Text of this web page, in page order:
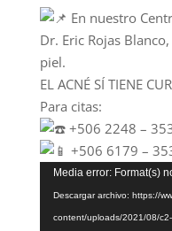
En nuestro
Dr. Eric Rojas
piel.
EL ACNÉ SÍ TIENE
Para citas:
+506 2248 –
+506 6179 –
Reproductor
de
vídeo
Media error: Format(s)
Descargar archivo: https://
content/uploads/2021/08/